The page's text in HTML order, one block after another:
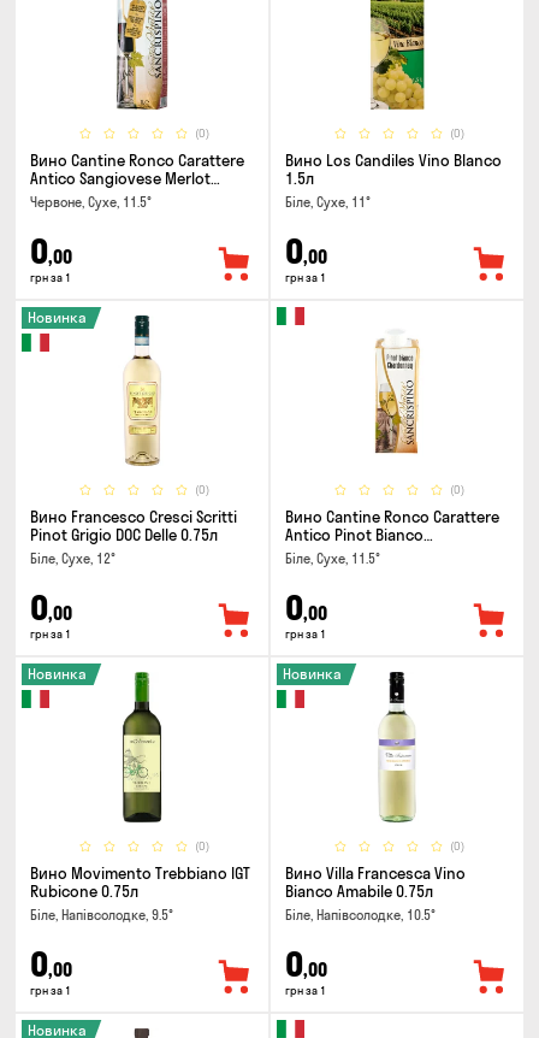
(0)
Вино Cantine Ronco Carattere
Antico Sangiovese Merlot
Rubicone IGT 1л
Червоне, Сухе, 11.5°
0,00
грн за 1
(0)
Вино Los Candiles Vino Blanco
1.5л
Біле, Сухе, 11°
0,00
грн за 1
(0)
Новинка
Вино Francesco Cresci Scritti
Pinot Grigio DOC Delle 0.75л
Біле, Сухе, 12°
0,00
грн за 1
(0)
Вино Cantine Ronco Carattere
Antico Pinot Bianco
Chardonnay Rubicone IGT 0.25л
Біле, Сухе, 11.5°
0,00
грн за 1
(0)
Новинка
Вино Movimento Trebbiano IGT
Rubicone 0.75л
Біле, Напівсолодке, 9.5°
0,00
грн за 1
(0)
Новинка
Вино Villa Francesca Vino
Bianco Amabile 0.75л
Біле, Напівсолодке, 10.5°
0,00
грн за 1
Новинка